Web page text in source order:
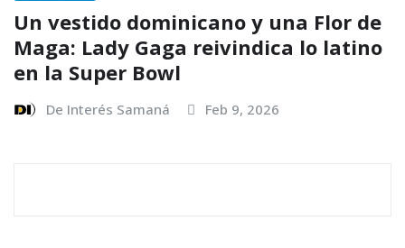
Un vestido dominicano y una Flor de
Maga: Lady Gaga reivindica lo latino
en la Super Bowl
De Interés Samaná Feb 9, 2026